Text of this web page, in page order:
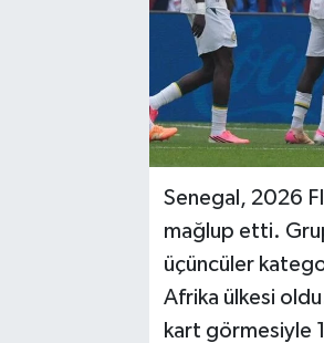
Senegal, 2026
mağlup etti.
üçüncüler
Afrika ülkesi
kart görmesiyle